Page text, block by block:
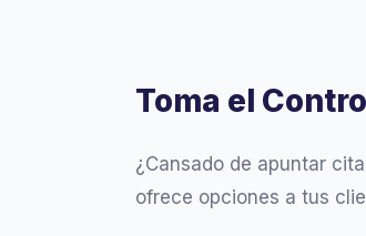
Toma el
¿Cansado de apuntar
ofrece opciones a tus